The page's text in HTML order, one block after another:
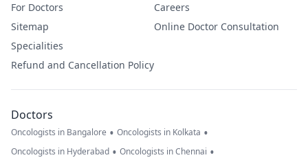
For Doctors
Sitemap
Specialities
Refund and Cancellation Policy
Careers
Online Doctor Consultation
Doctors
Oncologists in Bangalore • Oncologists in Kolkata •
Oncologists in Hyderabad • Oncologists in Chennai •